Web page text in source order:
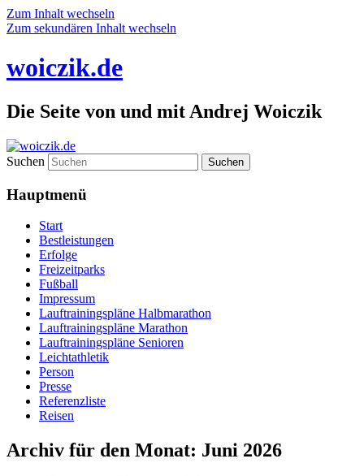
Zum Inhalt wechseln
Zum sekundären Inhalt wechseln
woiczik.de
Die Seite von und mit Andrej Woiczik
Suchen
Hauptmenü
Start
Bestleistungen
Erfolge
Freizeitparks
Fußball
Impressum
Lauftrainingspläne Halbmarathon
Lauftrainingspläne Marathon
Lauftrainingspläne Senioren
Leichtathletik
Person
Presse
Referenzliste
Reisen
Archiv für den Monat: Juni 2026